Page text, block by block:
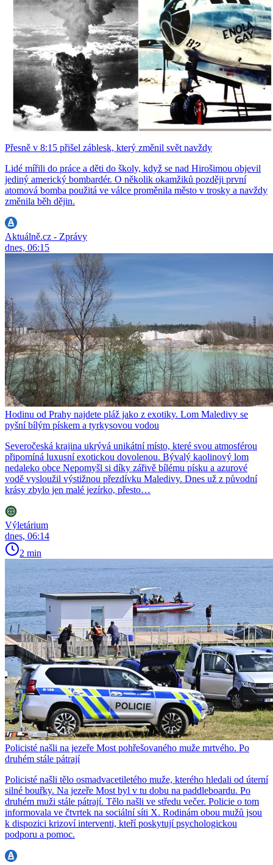
Přesně v 8:15 přišel záblesk, který změnil svět navždy
Lidé mířili do práce a děti do školy, když se nad Hirošimou objevil
jediný americký bombardér. O několik okamžiků později první
atomová bomba použitá ve válce proměnila město v trosky a navždy
změnila běh dějin.
Aktuálně.cz - Zprávy
dnes, 06:15
Hodinu od Prahy najdete pláž jako z exotiky. Lom Maledivy se
pyšní bílým pískem a tyrkysovou vodou
Severočeská krajina ukrývá unikátní místo, které svou atmosférou
připomíná luxusní exotickou dovolenou. Bývalý kaolinový lom
nedaleko obce Nepomyšl si díky zářivě bílému písku a azurové
vodě vysloužil výstižnou přezdívku Maledivy. Dnes už z původní
krásy zbylo jen malé jezírko, přesto…
Výletárium
dnes, 06:14
2 min
Policisté našli na jezeře Most pohřešovaného muže mrtvého. Po
druhém stále pátrají
Policisté našli tělo osmadvacetiletého muže, kterého hledali od úterní
silné bouřky. Na jezeře Most byl v tu dobu na paddleboardu. Po
druhém muži stále pátrají. Tělo našli ve středu večer. Policie o tom
informovala ve čtvrtek na sociální síti X. Rodinám obou mužů jsou
k dispozici krizoví interventi, kteří poskytují psychologickou
podporu a pomoc.